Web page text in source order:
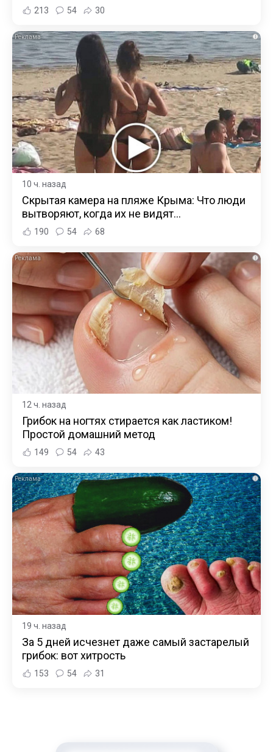
213 54 30
i
10 ч. назад
Скрытая камера на пляже Крыма: Что люди
вытворяют, когда их не видят...
190 54 68
i
12 ч. назад
Грибок на ногтях стирается как ластиком!
Простой домашний метод
149 54 43
i
19 ч. назад
За 5 дней исчезнет даже самый застарелый
грибок: вот хитрость
153 54 31